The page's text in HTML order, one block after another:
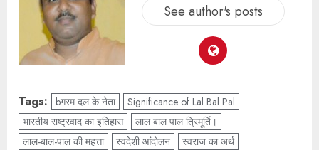
See author's posts
Tags: bगरम दल के नेता
Significance of Lal Bal Pal
भारतीय राष्ट्रवाद का इतिहास
लाल बाल पाल त्रिमूर्ति।
लाल-बाल-पाल की महत्ता
स्वदेशी आंदोलन स्वराज का अर्थ